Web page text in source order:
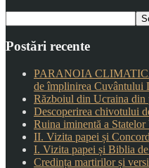
Postări recente
PARANOIA
de împlinirea Cuvântului
Războiul din Ucraina din
Descoperirea chivotului
Ruina iminentă a
II. Vizita papei și
I. Vizita papei și Biblia
Credința martirilor și